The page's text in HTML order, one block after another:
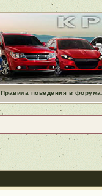
Правила поведения в